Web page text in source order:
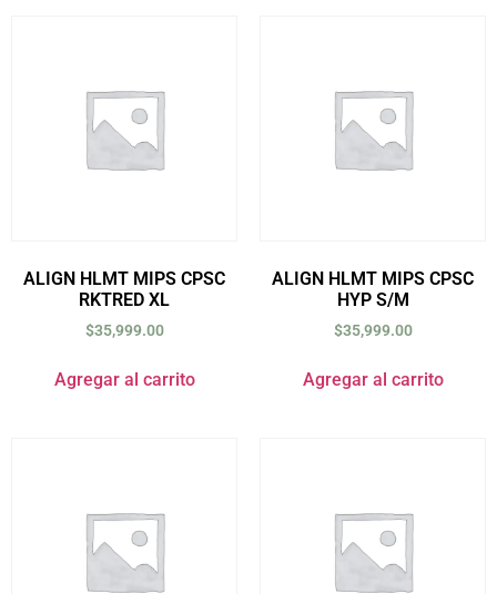
ALIGN HLMT MIPS CPSC
RKTRED XL
$35,999.00
Agregar al carrito
ALIGN HLMT MIPS CPSC
HYP S/M
$35,999.00
Agregar al carrito